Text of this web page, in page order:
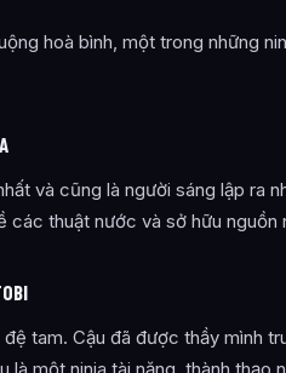
hoà bình, một trong những
và cũng là người sáng lập ra
các thuật nước và sở hữu nguồn
tam. Cậu đã được thầy mình